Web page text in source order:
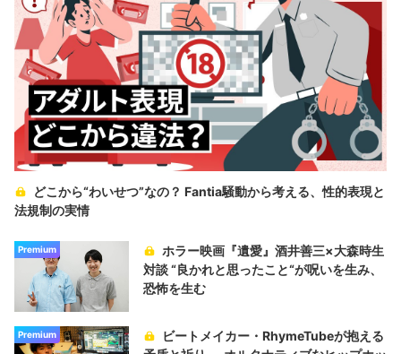
どこから“わいせつ”なの？ Fantia騒動から考える、性的表現と
法規制の実情
Premium
ホラー映画『遺愛』酒井善三×大森時生
対談 “良かれと思ったこと“が呪いを生み、
恐怖を生む
Premium
ビートメイカー・RhymeTubeが抱える